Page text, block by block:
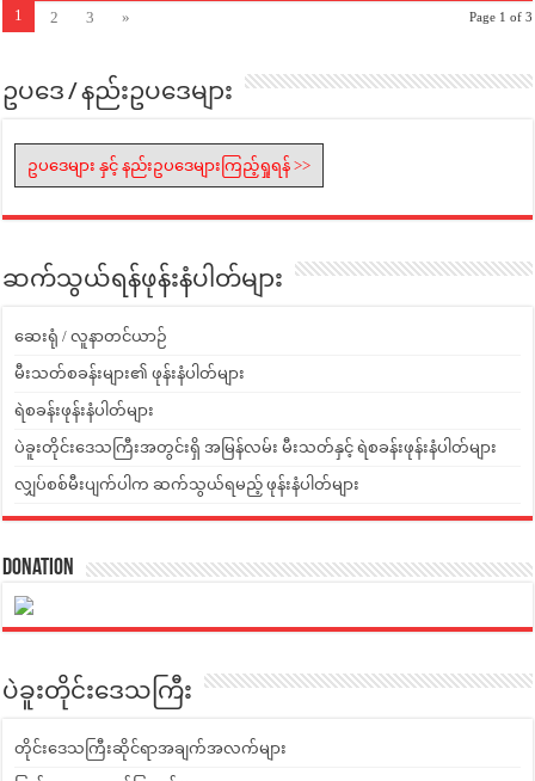
Page 1 of 3
1 2 3 »
ဥပဒေ / နည်းဥပဒေများ
ဥပဒေများ နှင့် နည်းဥပဒေများကြည့်ရှုရန် >>
ဆက်သွယ်ရန်ဖုန်းနံပါတ်များ
ဆေးရုံ / လူနာတင်ယာဉ်
မီးသတ်စခန်းများ၏ ဖုန်းနံပါတ်များ
ရဲစခန်းဖုန်းနံပါတ်များ
ပဲခူးတိုင်းဒေသကြီးအတွင်းရှိ အမြန်လမ်း မီးသတ်နှင့် ရဲစခန်းဖုန်းနံပါတ်များ
လျှပ်စစ်မီးပျက်ပါက ဆက်သွယ်ရမည့် ဖုန်းနံပါတ်များ
Donation
ပဲခူးတိုင်းဒေသကြီး
တိုင်းဒေသကြီးဆိုင်ရာအချက်အလက်များ